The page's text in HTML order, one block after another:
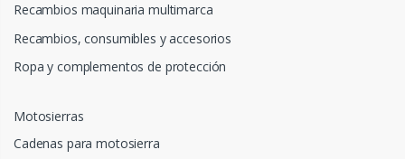
Recambios maquinaria multimarca
Recambios, consumibles y accesorios
Ropa y complementos de protección
Motosierras
Cadenas para motosierra